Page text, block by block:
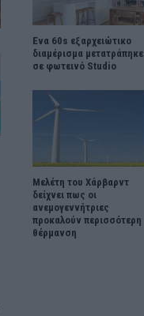
Ένα 60s εξαρχειώτικο
διαμέρισμα μετατράπηκε
σε φωτεινό Studio
Μελέτη του Χάρβαρντ
δείχνει πως οι
ανεμογεννήτριες
προκαλούν περισσότερη
θέρμανση